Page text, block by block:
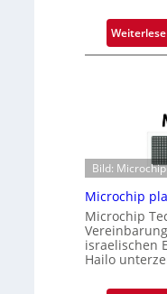
Bild:
Microchip
Microchip
israelischen
Hailo